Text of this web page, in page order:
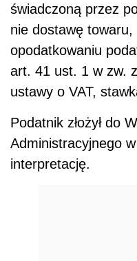
świadczoną przez
nie dostawę
opodatkowaniu
art. 41 ust. 1 w zw.
ustawy o VAT,
Podatnik złożył do
Administracyjnego
interpretację.